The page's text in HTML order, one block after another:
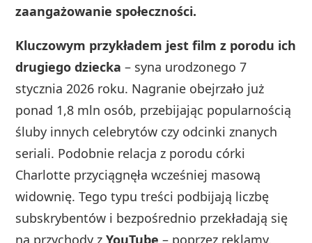
zaangażowanie społeczności.
Kluczowym przykładem jest film z porodu ich
drugiego dziecka – syna urodzonego 7
stycznia 2026 roku. Nagranie obejrzało już
ponad 1,8 mln osób, przebijając popularnością
śluby innych celebrytów czy odcinki znanych
seriali. Podobnie relacja z porodu córki
Charlotte przyciągnęła wcześniej masową
widownię. Tego typu treści podbijają liczbę
subskrybentów i bezpośrednio przekładają się
na przychody zYouTube – poprzez reklamy,